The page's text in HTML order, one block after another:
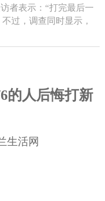
者表示：“打完最后一
过，调查同时显示，
的人后悔打新
生活网